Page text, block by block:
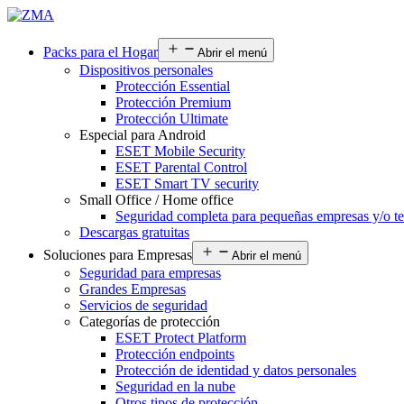
Packs para el Hogar Abrir el menú
Dispositivos personales
Protección Essential
Protección Premium
Protección Ultimate
Especial para Android
ESET Mobile Security
ESET Parental Control
ESET Smart TV security
Small Office / Home office
Seguridad completa para pequeñas empresas y/o
Descargas gratuitas
Soluciones para Empresas
Abrir el menú
Seguridad para empresas
Grandes Empresas
Servicios de seguridad
Categorías de protección
ESET Protect Platform
Protección endpoints
Protección de identidad y datos personales
Seguridad en la nube